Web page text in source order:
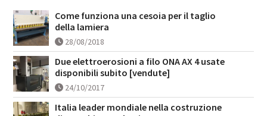
Come funziona una cesoia per il taglio
della lamiera
28/08/2018
Due elettroerosioni a filo ONA AX 4 usate
disponibili subito [vendute]
24/10/2017
Italia leader mondiale nella costruzione